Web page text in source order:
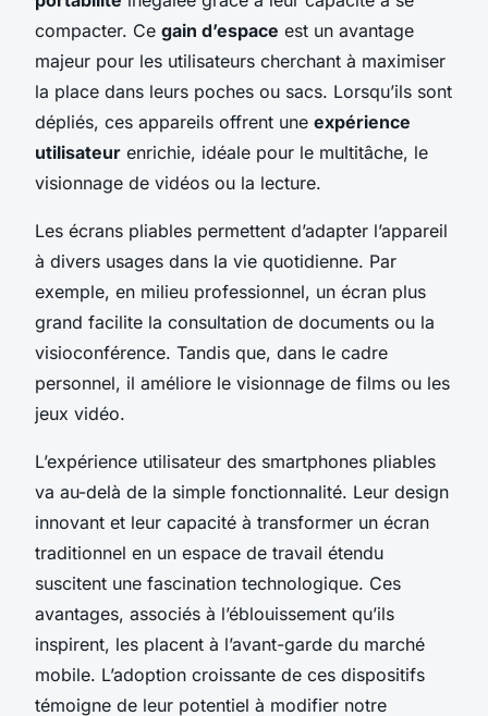
compacter. Ce gain d’espace est un avantage
majeur pour les utilisateurs cherchant à maximiser
la place dans leurs poches ou sacs. Lorsqu’ils sont
dépliés, ces appareils offrent une expérience
utilisateur enrichie, idéale pour le multitâche, le
visionnage de vidéos ou la lecture.
Les écrans pliables permettent d’adapter l’appareil
à divers usages dans la vie quotidienne. Par
exemple, en milieu professionnel, un écran plus
grand facilite la consultation de documents ou la
visioconférence. Tandis que, dans le cadre
personnel, il améliore le visionnage de films ou les
jeux vidéo.
L’expérience utilisateur des smartphones pliables
va au-delà de la simple fonctionnalité. Leur design
innovant et leur capacité à transformer un écran
traditionnel en un espace de travail étendu
suscitent une fascination technologique. Ces
avantages, associés à l’éblouissement qu’ils
inspirent, les placent à l’avant-garde du marché
mobile. L’adoption croissante de ces dispositifs
témoigne de leur potentiel à modifier notre